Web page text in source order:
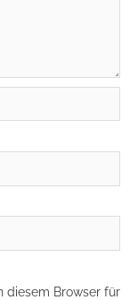
diesem Browser für